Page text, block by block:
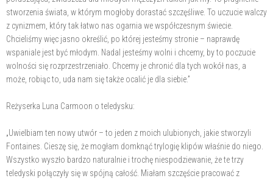
stworzenia świata, w którym mogłoby dorastać szczęśliwe. To uczucie walczy
z cynizmem, który tak łatwo nas ogarnia we współczesnym świecie.
Chcieliśmy więc jasno określić, po której jesteśmy stronie – naprawdę
wspaniale jest być młodym. Nadal jesteśmy wolni i chcemy, by to poczucie
wolności się rozprzestrzeniało. Chcemy je chronić dla tych wokół nas, a
może, robiąc to, uda nam się także ocalić je dla siebie.”
Reżyserka Luna Carmoon o teledysku:
„Uwielbiam ten nowy utwór – to jeden z moich ulubionych, jakie stworzyli
Fontaines. Cieszę się, że mogłam domknąć trylogię klipów właśnie do niego.
Wszystko wyszło bardzo naturalnie i trochę niespodziewanie, że te trzy
teledyski połączyły się w spójną całość. Miałam szczęście pracować z